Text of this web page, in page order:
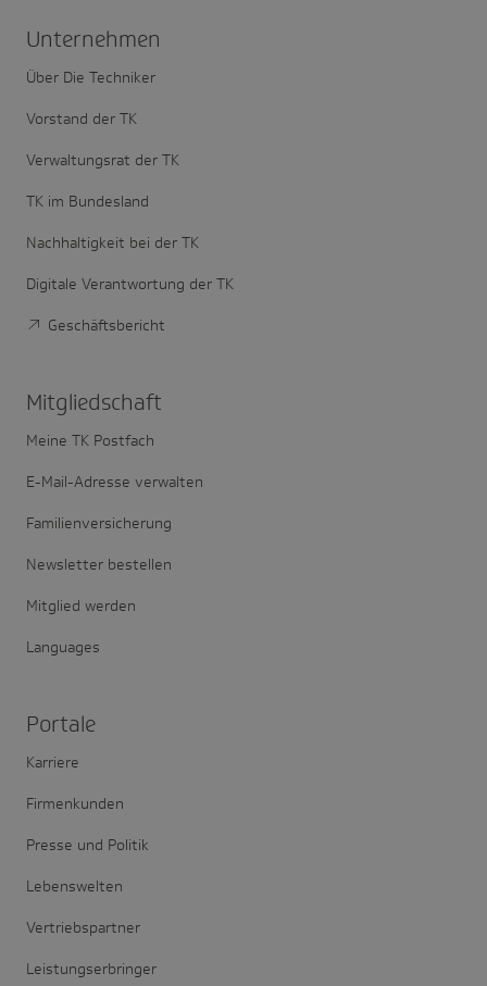
Unter­nehmen
Über Die Techniker
Vorstand der TK
Verwaltungsrat der TK
TK im Bundesland
Nachhaltigkeit bei der TK
Digitale Verantwortung der TK
Geschäftsbericht
Mitglied­schaft
Meine TK Postfach
E-Mail-Adresse verwalten
Familienversicherung
Newsletter bestellen
Mitglied werden
Languages
Portale
Karriere
Firmenkunden
Presse und Politik
Lebenswelten
Vertriebspartner
Leistungserbringer